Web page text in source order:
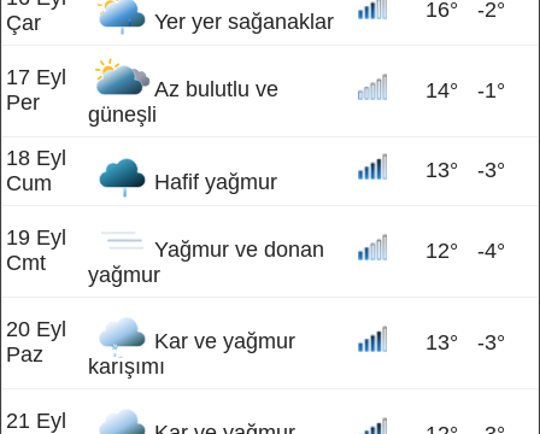
Çar
Yer yer sağanaklar 16° -2°
17 Eyl
Per
Az bulutlu ve
güneşli
14° -1°
18 Eyl
Cum
Hafif yağmur 13° -3°
19 Eyl
Cmt
Yağmur ve donan
yağmur
12° -4°
20 Eyl
Paz
Kar ve yağmur
karışımı
13° -3°
21 Eyl